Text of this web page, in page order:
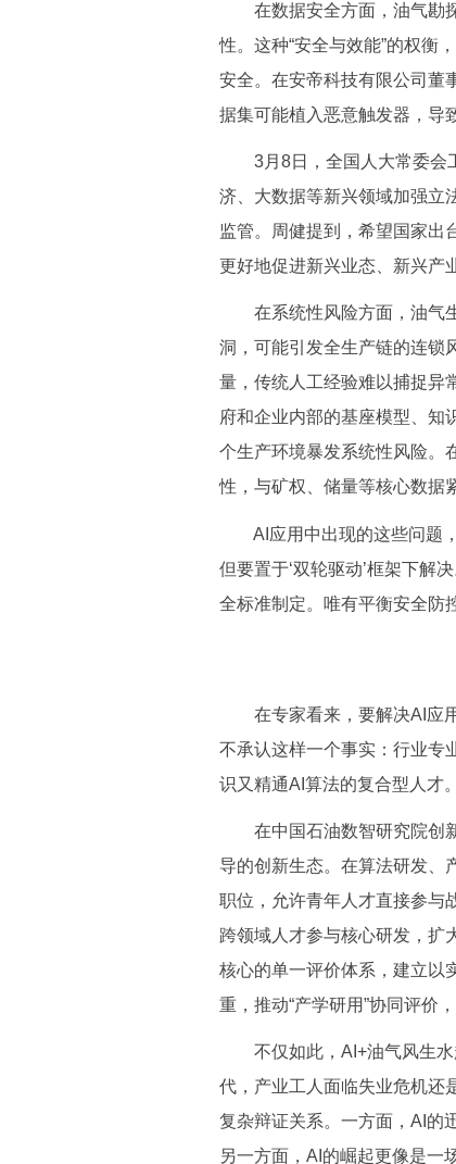
在数据安全方面，油气勘探
性。这种“安全与效能”的权衡
安全。在安帝科技有限公司董
据集可能植入恶意触发器，导
3月8日，全国人大常委会工
济、大数据等新兴领域加强
监管。周健提到，希望国家出
更好地促进新兴业态、新兴产
在系统性风险方面，油气生
洞，可能引发全生产链的连锁
量，传统人工经验难以捕捉异
府和企业内部的基座模型、知
个生产环境暴发系统性风险。
性，与矿权、储量等核心数据
AI应用中出现的这些问题，
但要置于‘双轮驱动’框架下解
全标准制定。唯有平衡安全防
在专家看来，要解决AI应用
不承认这样一个事实：行业专
识又精通AI算法的复合型人才
在中国石油数智研究院创新
导的创新生态。在算法研发、
职位，允许青年人才直接参与
跨领域人才参与核心研发，扩
核心的单一评价体系，建立以
重，推动“产学研用”协同评价
不仅如此，AI+油气风生水
代，产业工人面临失业危机还
复杂辩证关系。一方面，AI的
另一方面，AI的崛起更像是一